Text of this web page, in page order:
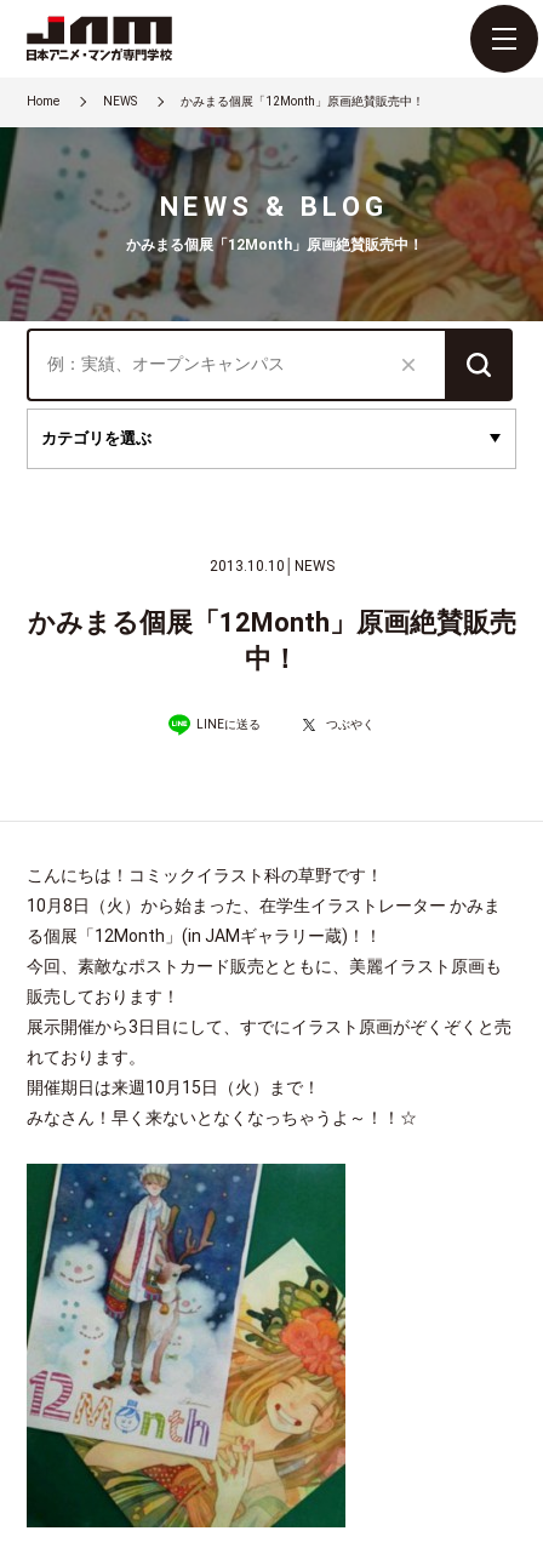
Home NEWS かみまる個展「12Month」原画絶賛販売中！
NEWS & BLOG
かみまる個展「12Month」原画絶賛販売中！
2013.10.10 NEWS
かみまる個展「12Month」原画絶賛販売
中！
LINEに送る つぶやく
こんにちは！コミックイラスト科の草野です！
10月8日（火）から始まった、在学生イラストレーター かみま
る個展「12Month」(in JAMギャラリー蔵)！！
今回、素敵なポストカード販売とともに、美麗イラスト原画も
販売しております！
展示開催から3日目にして、すでにイラスト原画がぞくぞくと売
れております。
開催期日は来週10月15日（火）まで！
みなさん！早く来ないとなくなっちゃうよ～！！☆